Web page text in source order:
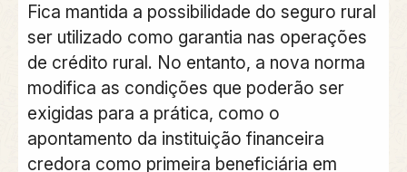
Fica mantida a possibilidade do seguro rural
ser utilizado como garantia nas operações
de crédito rural. No entanto, a nova norma
modifica as condições que poderão ser
exigidas para a prática, como o
apontamento da instituição financeira
credora como primeira beneficiária em